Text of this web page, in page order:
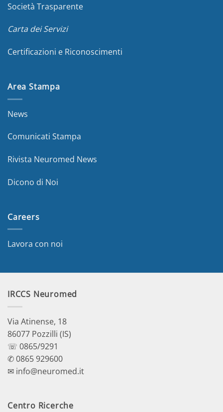
Società Trasparente
Carta dei Servizi
Certificazioni e Riconoscimenti
Area Stampa
News
Comunicati Stampa
Rivista Neuromed News
Dicono di Noi
Careers
Lavora con noi
IRCCS Neuromed
Via Atinense, 18
86077 Pozzilli (IS)
☏ 0865/9291
✆ 0865 929600
✉ info@neuromed.it
Centro Ricerche